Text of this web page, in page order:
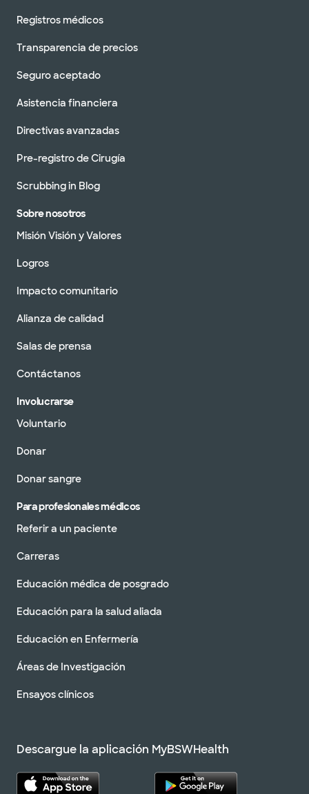
Registros médicos
Transparencia de precios
Seguro aceptado
Asistencia financiera
Directivas avanzadas
Pre-registro de Cirugía
Scrubbing in Blog
Sobre nosotros
Misión Visión y Valores
Logros
Impacto comunitario
Alianza de calidad
Salas de prensa
Contáctanos
Involucrarse
Voluntario
Donar
Donar sangre
Para profesionales médicos
Referir a un paciente
Carreras
Educación médica de posgrado
Educación para la salud aliada
Educación en Enfermería
Áreas de Investigación
Ensayos clínicos
Descargue la aplicación MyBSWHealth